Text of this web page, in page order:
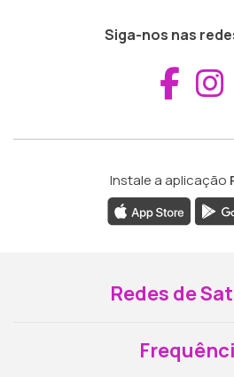
Siga-nos nas
Instale a aplicação
Redes de